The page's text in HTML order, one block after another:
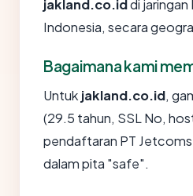
jakland.co.iddi
Indonesia, secara
Bagaimana kami
Untuk jakland.co.id,
(29.5 tahun, SSL No,
pendaftaran PT
dalam pita "safe".